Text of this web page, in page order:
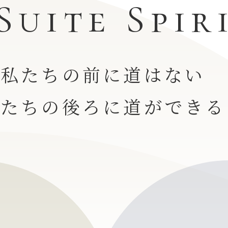
私たちの前に道はない
ちの後ろに道ができる